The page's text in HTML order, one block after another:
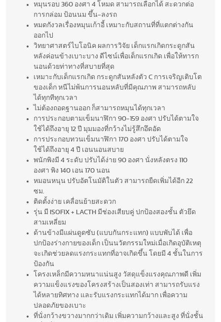
หมุนรอบ 360 องศา 4 โหมด สามารถเลือกได้ สะดวกต่อ
การกล่อม ป้อนนม ขึ้น-ลงรถ
หมดกังวลเรื่องหมุนเก้าอี้ เหมาะกับสถานที่ที่แตกต่างกัน
ออกไป
วิทยาศาสตร์ไบโอนิค ผลการวิจัย เด็กแรกเกิดกระดูกสัน
หลังค่อนข้างเบาะบาง ดีไซน์เพื่อเด็กแรกเกิด เพื่อให้ทารก
นอนด้วยท่าทางที่สบายที่สุด
เหมาะกับเด็กแรกเกิด กระดูกสันหลังตัว C การเจริญเติบโต
ของเด็ก หนีไม่พ้นการนอนหลับที่มีคุณภาพ สามารถหลับ
ได้ทุกทีทุกเวลา
ไม่ต้องถอดฐานออก ก็สามารถหมุนได้ทุกเวลา
การประกอบตามเข็มนาฬิกา 90-159 องศา ปรับได้ตามใจ
ใช้ได้ถึงอายุ 12 ปี มุมมองที่กว้างไม่รู้สึกอึดอัด
การประกอบทวนเข็มนาฬิกา 170 องศา ปรับได้ตามใจ
ใช้ได้ถึงอายุ 4 ปี เอนนอนสบาย
พนักพิงมี 4 ระดับ ปรับได้ง่าย 90 องศา นั่งหลังตรง 110
องศา พิง 140 เอน 170 นอน
หมอนหนุน ปรับอัตโนมัติในตัว สามารถยืดเพิ่มได้อีก 22
ซม.
ติดตั้งง่าย เคลื่อนย้ายสะดวก
รุ่น มี ISOFIX + LACTH มีช่องเสียบคู่ ปกป้องสองชั้น ตัวยึด
สามเหลี่ยม
ด้านข้างมีแผ่นดูดซับ (แบบกันกระแทก) แบบพับได้ เพื่อ
ปกป้องร่างกายของเด็ก เป็นนวัตกรรมใหม่เมื่อเกิดอุบัติเหตุ
จะเกิดช่วยลดแรงกระแทกที่อาจเกิดขึ้น โดยมี 4 ชั้นในการ
ป้องกัน
โครงเหล็กมีความหนาแน่นสูง วัสดุแข็งแรงคุณภาพดี เพิ่ม
ความแข็งแรงของโครงสร้างเป็นสองเท่า สามารถรับแรง
ได้หลายทิศทาง และรับแรงกระแทกได้มาก เพื่อความ
ปลอดภัยของเบาะ
ที่นั่งกว้างขวางมากกว่าเดิม เพิ่มความกว้างและสูง ที่นั่งชั้น